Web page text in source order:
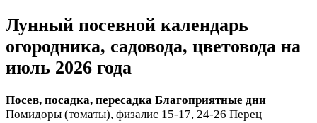
Лунный посевной календарь
огородника, садовода, цветовода на
июль 2026 года
Посев, посадка, пересадка Благоприятные дни
Помидоры (томаты), физалис 15-17, 24-26 Перец